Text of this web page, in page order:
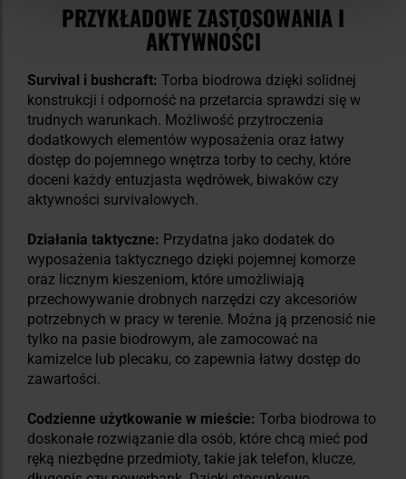
PRZYKŁADOWE ZASTOSOWANIA I
AKTYWNOŚCI
Survival i bushcraft: Torba biodrowa dzięki solidnej
konstrukcji i odporność na przetarcia sprawdzi się w
trudnych warunkach. Możliwość przytroczenia
dodatkowych elementów wyposażenia oraz łatwy
dostęp do pojemnego wnętrza torby to cechy, które
doceni każdy entuzjasta wędrówek, biwaków czy
aktywności survivalowych.
Działania taktyczne: Przydatna jako dodatek do
wyposażenia taktycznego dzięki pojemnej komorze
oraz licznym kieszeniom, które umożliwiają
przechowywanie drobnych narzędzi czy akcesoriów
potrzebnych w pracy w terenie. Można ją przenosić nie
tylko na pasie biodrowym, ale zamocować na
kamizelce lub plecaku, co zapewnia łatwy dostęp do
zawartości.
Codzienne użytkowanie w mieście: Torba biodrowa to
doskonałe rozwiązanie dla osób, które chcą mieć pod
ręką niezbędne przedmioty, takie jak telefon, klucze,